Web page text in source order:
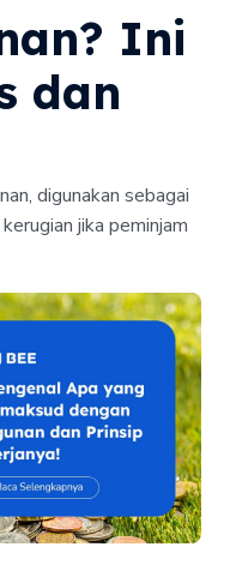
Ini
dan
digunakan sebagai
jika peminjam